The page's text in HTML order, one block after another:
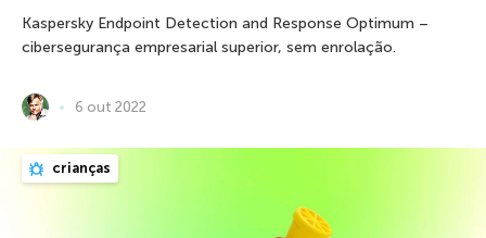
Kaspersky Endpoint Detection and Response Optimum –
cibersegurança empresarial superior, sem enrolação.
6 out 2022
crianças